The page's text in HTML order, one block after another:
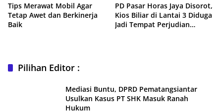
Tips Merawat Mobil Agar
Tetap Awet dan Berkinerja
Baik
PD Pasar Horas Jaya Disorot,
Kios Biliar di Lantai 3 Diduga
Jadi Tempat Perjudian
Pilihan Editor :
Mediasi Buntu, DPRD Pematangsiantar
Usulkan Kasus PT SHK Masuk Ranah
Hukum